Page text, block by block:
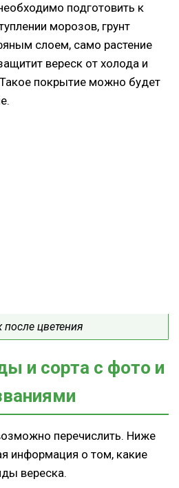
подготовить к
морозов, грунт
слоем, само растение
вереск от холода и
покрытие можно будет
после цветения
и сорта с фото и
перечислить. Ниже
информация о том, какие
вереска.